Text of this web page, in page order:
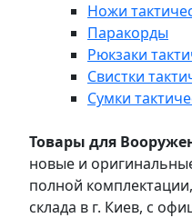
Ножи
Паракорды
Рюкзаки
Свистки
Сумки
Товары для
новые и
полной
склада в г. Киев, с